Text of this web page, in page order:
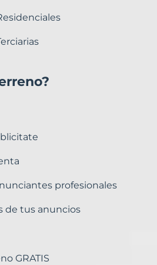
profesionales
de tus anuncios
GRATIS